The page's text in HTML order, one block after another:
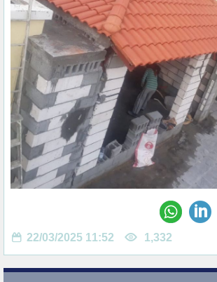
22/03/2025 11:52 1,332